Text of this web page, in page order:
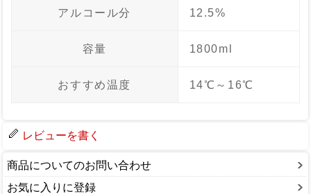
アルコール分 12.5%
容量 1800ml
おすすめ温度 14℃～16℃
レビューを書く
商品についてのお問い合わせ
お気に入りに登録